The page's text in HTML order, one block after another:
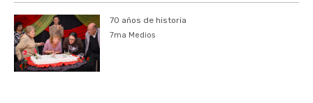
70 años de historia
7ma Medios